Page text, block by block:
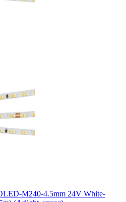
M240-4.5mm 24V White-